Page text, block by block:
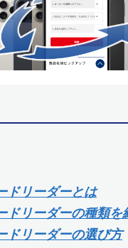
ドリーダーとは
ドリーダーの種類を
ドリーダーの選び方